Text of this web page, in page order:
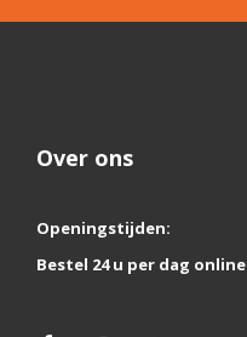
Over ons
Openingstijden:
Bestel 24 u per dag online